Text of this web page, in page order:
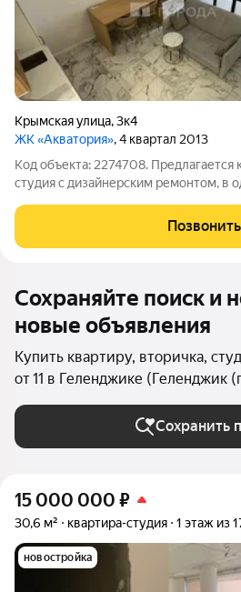
Крымская улица,3к4
ЖК «Акватория», 4 квартал 2013
Код объекта: 2274708. Предлагается
студия с дизайнерским ремонтом, в
Отличный вариант, как для
Элитный комплекс класса Premium
Позвонить
Сохраняйте поиск и
новые объявления
Купить квартиру, вторичка,
от 11 в Геленджике (Геленджик
Сохранить
15 000 000 ₽
30,6 м² квартира-студия 1 этаж из
новостройка